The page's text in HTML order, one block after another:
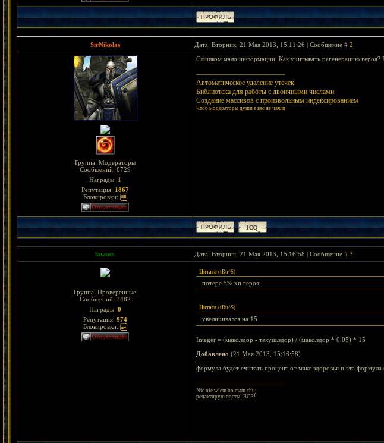
SirNikolas Дата: Вторник, 21 Мая 2013, 15:11:26 | Сообщение # 2
Группа: Модераторы
Сообщений: 6729
Награды: 1
Репутация: 1867
Блокировки:
Слишком мало информации. Как учитывать регенерацию героя?
Автоматическое удаление утечек
Библиотека для работы с двоичными числами
Создание массивов с произвольным индексированием
Чтоб модераторы души в вас не чаяли
lawson Дата: Вторник, 21 Мая 2013, 15:16:58 | Сообщение # 3
Группа: Проверенные
Сообщений: 3482
Награды: 0
Репутация: 974
Блокировки:
Цитата (tRu^S)
потере 5% хп героя
Цитата (tRu^S)
увеличивался на 15
Integer = (макс.здор - текущ.здор) / (макс.здор * 0.05) * 15
Добавлено (21 Мая 2013, 15:16:58)
---------------------------------------------
формула будет считать процент от макс здоровья и эта
Nic nie wiem bo mam chuj.
редактирую посты! ВСЕ!